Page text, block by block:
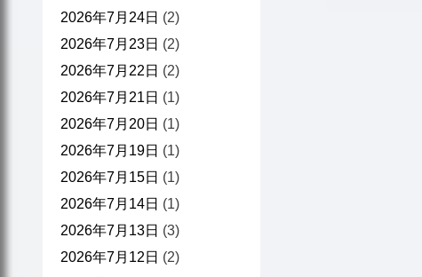
2026年7月24日 (2)
2026年7月23日 (2)
2026年7月22日 (2)
2026年7月21日 (1)
2026年7月20日 (1)
2026年7月19日 (1)
2026年7月15日 (1)
2026年7月14日 (1)
2026年7月13日 (3)
2026年7月12日 (2)